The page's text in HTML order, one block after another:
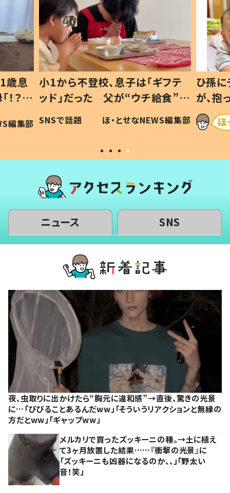
フテ
食”を
編集部
ひ孫にデレデレな80歳じいじ
が、抱っこすると…ひ孫の反応に
「涙が出ました」「可愛くて仕方な
い」
ほ・とせなNEWS編集部
ニュース SNS
夜、虫取りに出かけたら“胸元に違和感”→直後、驚きの光景
に…「びびることあるんだww」「そういうリアクションと無縁の
方だとww」「ギャップww」
メルカリで買ったズッキーニの種。→土に植え
て3ヶ月放置した結果……『衝撃の光景』に
「ズッキーニも凶器になるのか、、」「野太い
音！笑」